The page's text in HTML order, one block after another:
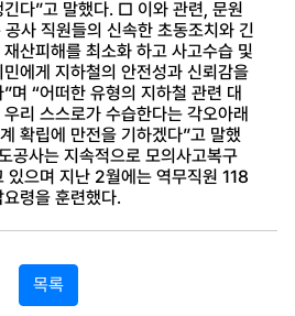
다”고 말했다. □ 이와 관련, 문원
사 직원들의 신속한 초동조치와 긴
산피해를 최소화 하고 사고수습 및
에게 지하철의 안전성과 신뢰감을
며 “어떠한 유형의 지하철 관련 대
리 스스로가 수습한다는 각오아래
확립에 만전을 기하겠다”고 말했
공사는 지속적으로 모의사고복구
있으며 지난 2월에는 역무직원 118
령을 훈련했다.
목록